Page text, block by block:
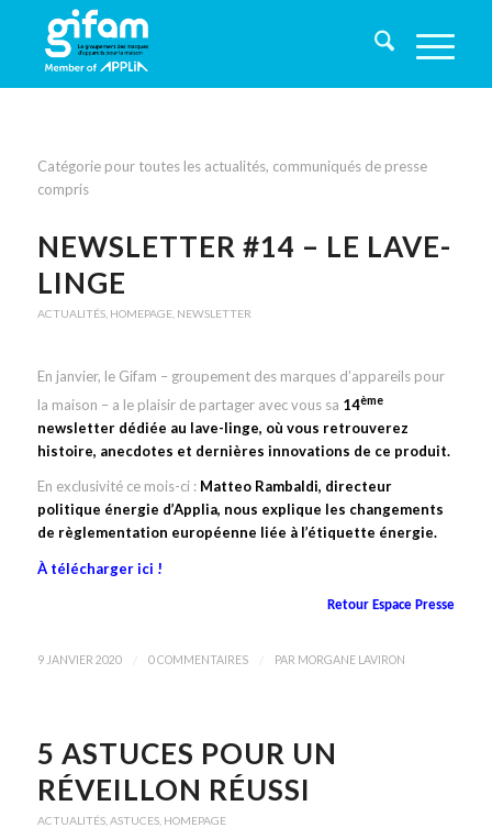
Catégorie pour toutes les actualités, communiqués de presse
compris
NEWSLETTER #14 – LE LAVE-
LINGE
ACTUALITÉS, HOMEPAGE, NEWSLETTER
En janvier, le Gifam – groupement des marques d’appareils pour
la maison – a le plaisir de partager avec vous sa 14ème
newsletter dédiée au lave-linge, où vous retrouverez
histoire, anecdotes et dernières innovations de ce produit.
En exclusivité ce mois-ci : Matteo Rambaldi, directeur
politique énergie d’Applia, nous explique les changements
de règlementation européenne liée à l’étiquette énergie.
À télécharger ici !
Retour Espace Presse
9 JANVIER 2020 0 COMMENTAIRES PAR MORGANE LAVIRON
5 ASTUCES POUR UN
RÉVEILLON RÉUSSI
ACTUALITÉS, ASTUCES, HOMEPAGE